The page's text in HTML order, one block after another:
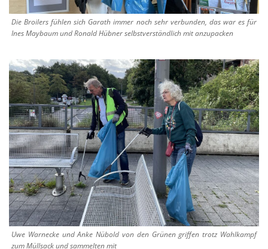
Die Broilers fühlen sich Garath immer noch sehr verbunden, das war es für
Ines Maybaum und Ronald Hübner selbstverständlich mit anzupacken
Uwe Warnecke und Anke Nübold von den Grünen griffen trotz Wahlkampf
zum Müllsack und sammelten mit